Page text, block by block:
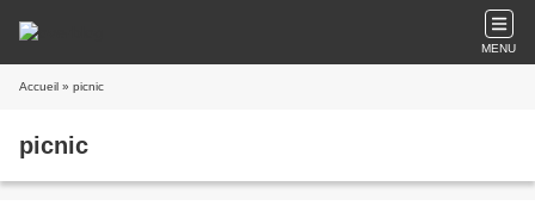
MENU
Accueil » picnic
picnic